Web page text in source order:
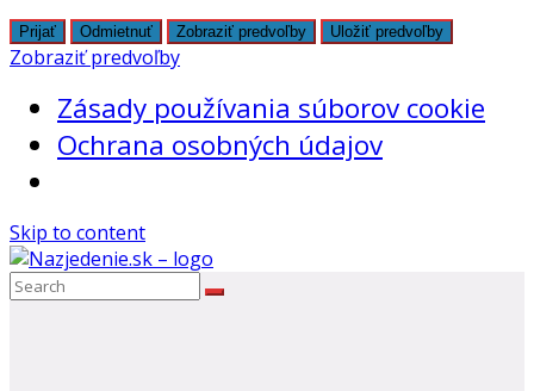
Prijať Odmietnuť Zobraziť predvoľby Uložiť predvoľby
Zobraziť predvoľby
Zásady používania súborov cookie
Ochrana osobných údajov
Skip to content